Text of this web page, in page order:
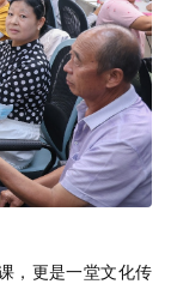
，更是一堂文化传